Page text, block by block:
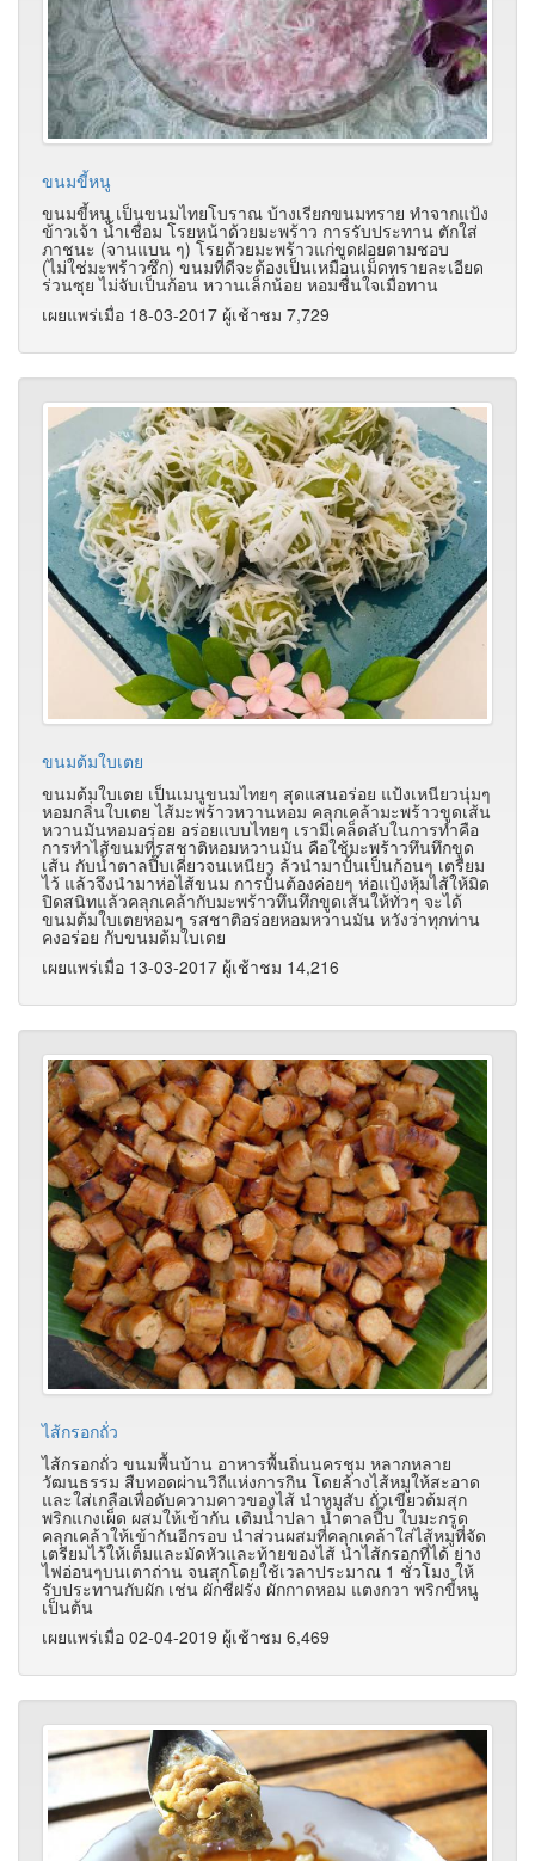
ขนมขี้หนู
ขนมขี้หนู เป็นขนมไทยโบราณ บ้างเรียกขนมทราย ทำจากแป้ง
ข้าวเจ้า น้ำเชื่อม โรยหน้าด้วยมะพร้าว การรับประทาน ตักใส่
ภาชนะ (จานแบน ๆ) โรยด้วยมะพร้าวแก่ขูดฝอยตามชอบ
(ไม่ใช่มะพร้าวซึก) ขนมที่ดีจะต้องเป็นเหมือนเม็ดทรายละเอียด
ร่วนซุย ไม่จับเป็นก้อน หวานเล็กน้อย หอมชื่นใจเมื่อทาน
เผยแพร่เมื่อ 18-03-2017 ผู้เช้าชม 7,729
ขนมต้มใบเตย
ขนมต้มใบเตย เป็นเมนูขนมไทยๆ สุดแสนอร่อย แป้งเหนียวนุ่มๆ
หอมกลิ่นใบเตย ไส้มะพร้าวหวานหอม คลุกเคล้ามะพร้าวขูดเส้น
หวานมันหอมอร่อย อร่อยแบบไทยๆ เรามีเคล็ดลับในการทำคือ
การทำไส้ขนมที่รสชาติหอมหวานมัน คือใช้มะพร้าวทึนทึกขูด
เส้น กับน้ำตาลปี๊บเคี่ยวจนเหนียว ล้วนำมาปั้นเป็นก้อนๆ เตรียม
ไว้ แล้วจึงนำมาห่อไส้ขนม การปั้นต้องค่อยๆ ห่อแป้งหุ้มไส้ให้มิด
ปิดสนิทแล้วคลุกเคล้ากับมะพร้าวทึนทึกขูดเส้นให้ทั่วๆ จะได้
ขนมต้มใบเตยหอมๆ รสชาติอร่อยหอมหวานมัน หวังว่าทุกท่าน
คงอร่อย กับขนมต้มใบเตย
เผยแพร่เมื่อ 13-03-2017 ผู้เช้าชม 14,216
ไส้กรอกถั่ว
ไส้กรอกถั่ว ขนมพื้นบ้าน อาหารพื้นถิ่นนครชุม หลากหลาย
วัฒนธรรม สืบทอดผ่านวิถีแห่งการกิน โดยล้างไส้หมูให้สะอาด
และใส่เกลือเพื่อดับความคาวของไส้ นำหมูสับ ถั่วเขียวต้มสุก
พริกแกงเผ็ด ผสมให้เข้ากัน เติมน้ำปลา น้ำตาลปี๊บ ใบมะกรูด
คลุกเคล้าให้เข้ากันอีกรอบ นำส่วนผสมที่คลุกเคล้าใส่ไส้หมูที่จัด
เตรียมไว้ให้เต็มและมัดหัวและท้ายของไส้ นำไส้กรอกที่ได้ ย่าง
ไฟอ่อนๆบนเตาถ่าน จนสุกโดยใช้เวลาประมาณ 1 ชั่วโมง ให้
รับประทานกับผัก เช่น ผักชีฝรั่ง ผักกาดหอม แตงกวา พริกขี้หนู
เป็นต้น
เผยแพร่เมื่อ 02-04-2019 ผู้เช้าชม 6,469